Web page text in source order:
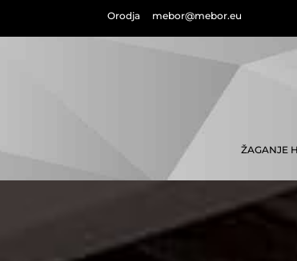
Orodja mebor@mebor.eu
ŽAGANJE